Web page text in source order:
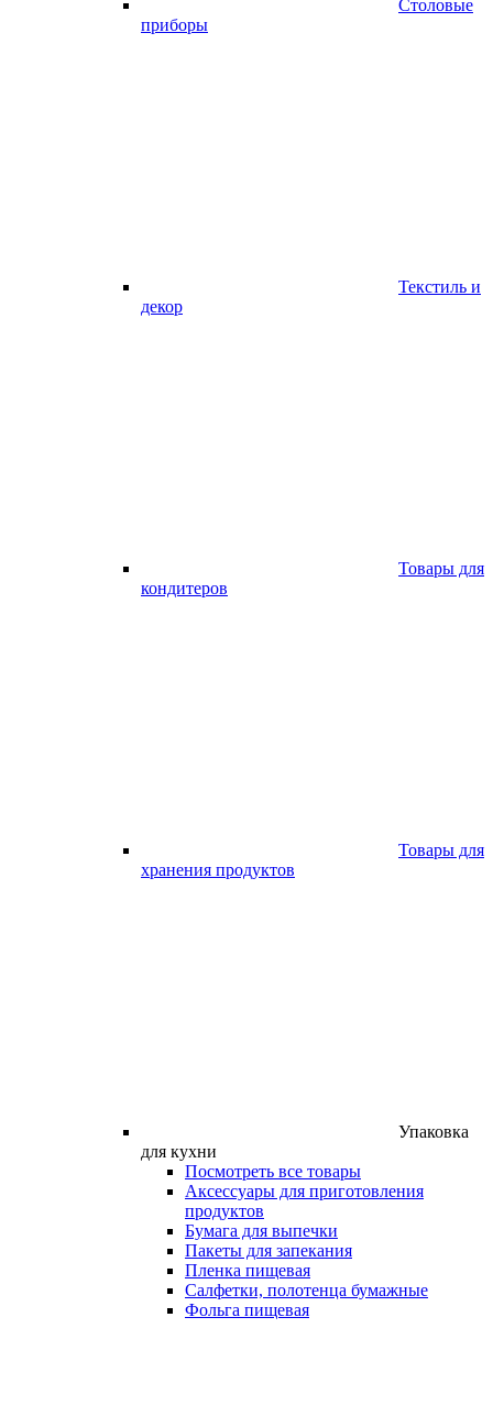
Столовые
приборы
Текстиль и
декор
Товары для
кондитеров
Товары для
хранения продуктов
Упаковка
для кухни
Посмотреть все товары
Аксессуары для приготовления
продуктов
Бумага для выпечки
Пакеты для запекания
Пленка пищевая
Салфетки, полотенца бумажные
Фольга пищевая